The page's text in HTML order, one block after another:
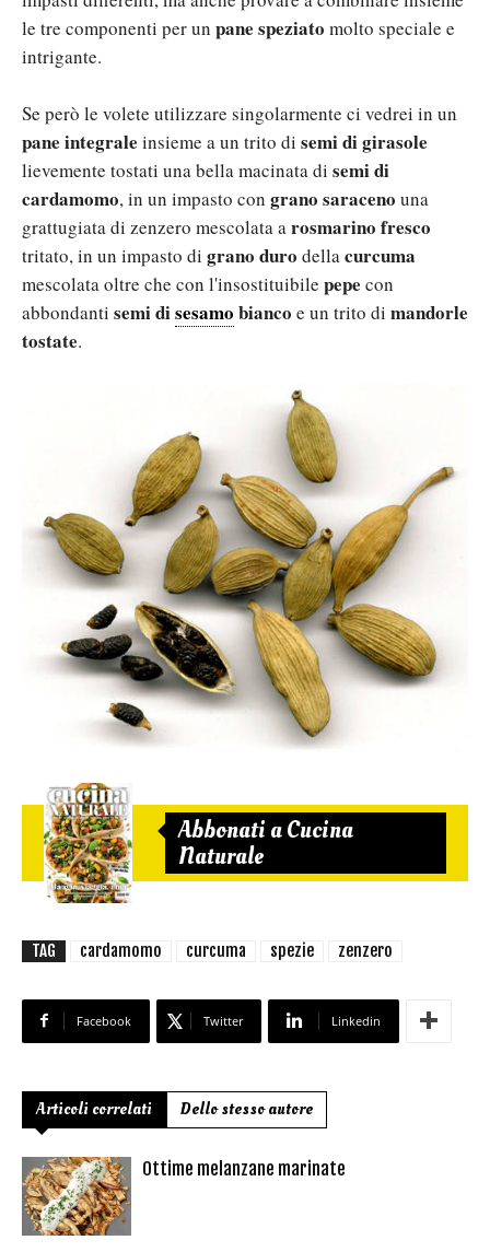
le tre componenti per un pane speziato molto speciale e
intrigante.
Se però le volete utilizzare singolarmente ci vedrei in un
pane integrale insieme a un trito di semi di girasole
lievemente tostati una bella macinata di semi di
cardamomo, in un impasto con grano saraceno una
grattugiata di zenzero mescolata arosmarino fresco
tritato, in un impasto di grano duro dellacurcuma
mescolata oltre che con l'insostituibile pepe con
abbondanti semi disesamo bianco e un trito di mandorle
tostate.
Abbonati a Cucina
Naturale
TAG cardamomo curcuma spezie zenzero
Facebook Twitter Linkedin
Articoli correlati Dello stesso autore
Ottime melanzane marinate